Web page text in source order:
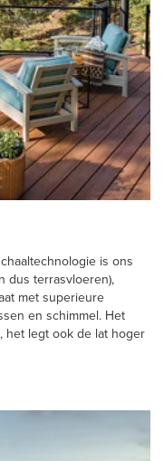
is ons
dus terrasvloeren),
met superieure
en schimmel. Het
het legt ook de lat hoger